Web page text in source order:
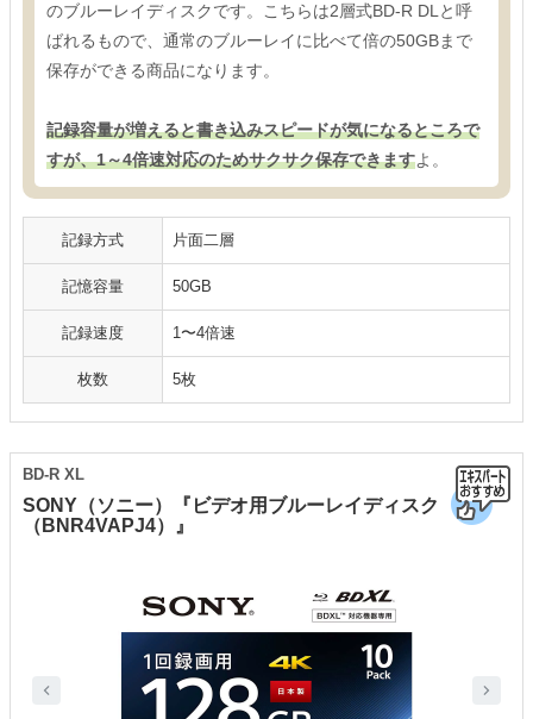
のブルーレイディスクです。こちらは2層式BD-R DLと呼
ばれるもので、通常のブルーレイに比べて倍の50GBまで
保存ができる商品になります。
記録容量が増えると書き込みスピードが気になるところで
すが、1～4倍速対応のためサクサク保存できますよ。
記録方式 片面二層
記憶容量 50GB
記録速度 1〜4倍速
枚数 5枚
SONY（ソニー）『ビデオ用ブルーレイディスク
（BNR4VAPJ4）』
BD-R XL